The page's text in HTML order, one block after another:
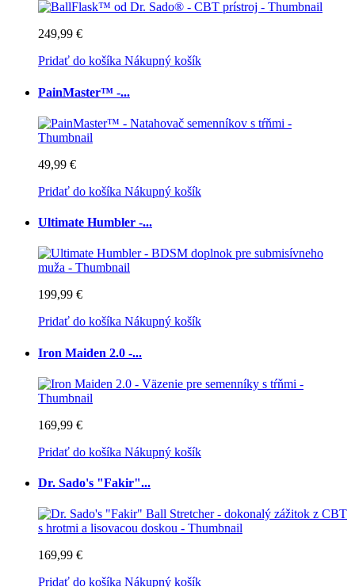
249,99 €
Pridať do košíka Nákupný košík
PainMaster™ -...
49,99 €
Pridať do košíka Nákupný košík
Ultimate Humbler -...
199,99 €
Pridať do košíka Nákupný košík
Iron Maiden 2.0 -...
169,99 €
Pridať do košíka Nákupný košík
Dr. Sado's "Fakir"...
169,99 €
Pridať do košíka Nákupný košík